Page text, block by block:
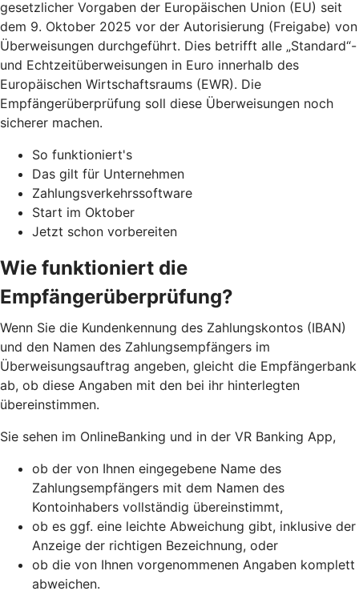
gesetzlicher Vorgaben der Europäischen Union (EU) seit
dem 9. Oktober 2025 vor der Autorisierung (Freigabe) von
Überweisungen durchgeführt. Dies betrifft alle „Standard“-
und Echtzeitüberweisungen in Euro innerhalb des
Europäischen Wirtschaftsraums (EWR). Die
Empfängerüberprüfung soll diese Überweisungen noch
sicherer machen.
So funktioniert's
Das gilt für Unternehmen
Zahlungsverkehrssoftware
Start im Oktober
Jetzt schon vorbereiten
Wie funktioniert die
Empfängerüberprüfung?
Wenn Sie die Kundenkennung des Zahlungskontos (IBAN)
und den Namen des Zahlungsempfängers im
Überweisungsauftrag angeben, gleicht die Empfängerbank
ab, ob diese Angaben mit den bei ihr hinterlegten
übereinstimmen.
Sie sehen im OnlineBanking und in der VR Banking App,
ob der von Ihnen eingegebene Name des
Zahlungsempfängers mit dem Namen des
Kontoinhabers vollständig übereinstimmt,
ob es ggf. eine leichte Abweichung gibt, inklusive der
Anzeige der richtigen Bezeichnung, oder
ob die von Ihnen vorgenommenen Angaben komplett
abweichen.